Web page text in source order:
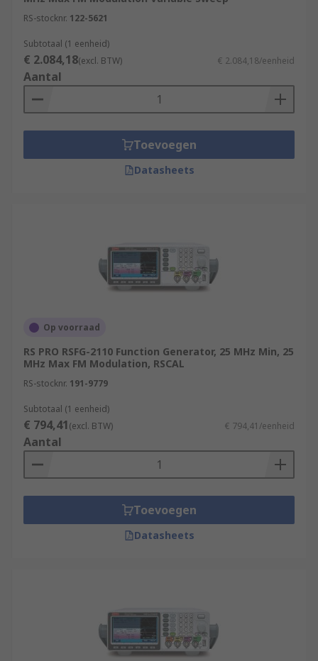
RS-stocknr. 122-5621
Subtotaal (1 eenheid)
€ 2.084,18(excl. BTW) € 2.084,18/eenheid
Aantal
Toevoegen
Datasheets
Op voorraad
RS PRO RSFG-2110 Function Generator, 25 MHz Min, 25
MHz Max FM Modulation, RSCAL
RS-stocknr. 191-9779
Subtotaal (1 eenheid)
€ 794,41(excl. BTW) € 794,41/eenheid
Aantal
Toevoegen
Datasheets